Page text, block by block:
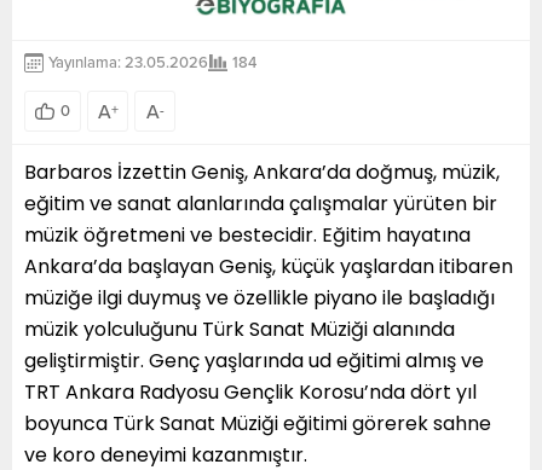
Yayınlama: 23.05.2026 184
0 A+ A-
Barbaros İzzettin Geniş, Ankara’da doğmuş, müzik,
eğitim ve sanat alanlarında çalışmalar yürüten bir
müzik öğretmeni ve bestecidir. Eğitim hayatına
Ankara’da başlayan Geniş, küçük yaşlardan itibaren
müziğe ilgi duymuş ve özellikle piyano ile başladığı
müzik yolculuğunu Türk Sanat Müziği alanında
geliştirmiştir. Genç yaşlarında ud eğitimi almış ve
TRT Ankara Radyosu Gençlik Korosu’nda dört yıl
boyunca Türk Sanat Müziği eğitimi görerek sahne
ve koro deneyimi kazanmıştır.